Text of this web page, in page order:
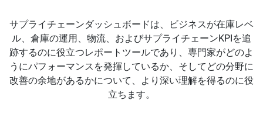
サプライチェーンダッシュボードは、ビジネスが在庫レベ
ル、倉庫の運用、物流、およびサプライチェーンKPIを追
跡するのに役立つレポートツールであり、専門家がどのよ
うにパフォーマンスを発揮しているか、そしてどの分野に
改善の余地があるかについて、より深い理解を得るのに役
立ちます。